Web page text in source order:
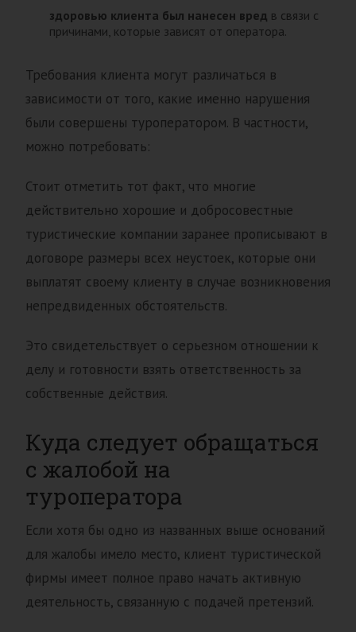
здоровью клиента был нанесен вред в связи с
причинами, которые зависят от оператора.
Требования клиента могут различаться в
зависимости от того, какие именно нарушения
были совершены туроператором. В частности,
можно потребовать:
Стоит отметить тот факт, что многие
действительно хорошие и добросовестные
туристические компании заранее прописывают в
договоре размеры всех неустоек, которые они
выплатят своему клиенту в случае возникновения
непредвиденных обстоятельств.
Это свидетельствует о серьезном отношении к
делу и готовности взять ответственность за
собственные действия.
Куда следует обращаться
с жалобой на
туроператора
Если хотя бы одно из названных выше оснований
для жалобы имело место, клиент туристической
фирмы имеет полное право начать активную
деятельность, связанную с подачей претензий.